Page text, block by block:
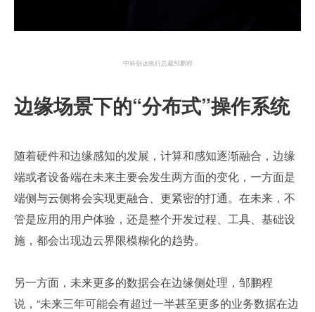
中科创达执行总裁邹鹏程
边缘场景下的“分布式”操作系统
随着硬件和边缘感知的发展，计算和感知逐渐融合，边缘
端或者设备端在未来主要会发生两方面的变化，一方面是
端侧与云侧将会实现更融合、更紧密的打通。在未来，不
管是应用的用户体验，还是整个开发过程、工具、基础设
施，都会出现边云界限模糊化的趋势。
另一方面，未来更多的数据会在边缘侧处理，邹鹏程
说，“未来三年可能会有超过一半甚至更多的业务数据在边